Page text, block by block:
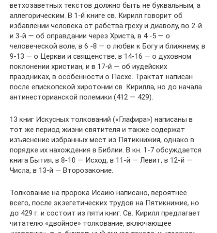
ветхозаветных текстов должно быть не буквальным, а
аллегорическим. В 1-й книге св. Кирилл говорит об
избавлении человека от рабства греху и диаволу, во 2-й
и 3-й — об оправдании через Христа, в 4 -5 — о
человеческой воле, в 6 -8 — о любви к Богу и ближнему, в
9-13 — о Церкви и священстве, в 14-16 — о духовном
поклонении христиан, и в 17-й — об иудейских
праздниках, в особенности о Пасхе. Трактат написан
после епископской хиротонии св. Кирилла, но до начала
антинесторианской полемики (412 — 429).
13 книг Искусных толкований («Глафира») написаны в
тот же период жизни святителя и также содержат
изъяснение избранных мест из Пятикнижия, однако в
порядке их нахождения в Библии. В кн. 1-7 обсуждается
книга Бытия, в 8-10 — Исход, в 11-й — Левит, в 12-й —
Числа, в 13-й — Второзаконие.
Толкование на пророка Исаию написано, вероятнее
всего, после экзегетических трудов на Пятикнижие, но
до 429 г. и состоит из пяти книг. Св. Кирилл предлагает
читателю «двойное» толкование, включающее